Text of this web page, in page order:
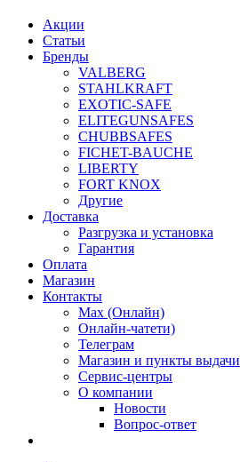
Акции
Статьи
Бренды
VALBERG
STAHLKRAFT
EXOTIC-SAFE
ELITEGUNSAFES
CHUBBSAFES
FICHET-BAUCHE
LIBERTY
FORT KNOX
Другие
Доставка
Разгрузка и установка
Гарантия
Оплата
Магазин
Контакты
Max (Онлайн)
Онлайн-чатети)
Телеграм
Магазин и пункты выдачи
Сервис-центры
О компании
Новости
Вопрос-ответ